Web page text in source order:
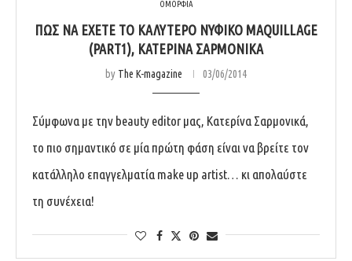
ΟΜΟΡΦΙΑ
ΠΏΣ ΝΑ ΈΧΕΤΕ ΤΟ ΚΑΛΎΤΕΡΟ ΝΥΦΙΚΌ MAQUILLAGE
(PART1), ΚΑΤΕΡΊΝΑ ΣΑΡΜΟΝΙΚΆ
by The K-magazine 03/06/2014
Σύμφωνα με την beauty editor μας, Κατερίνα Σαρμονικά,
το πιο σημαντικό σε μία πρώτη φάση είναι να βρείτε τον
κατάλληλο επαγγελματία make up artist… κι απολαύστε
τη συνέχεια!